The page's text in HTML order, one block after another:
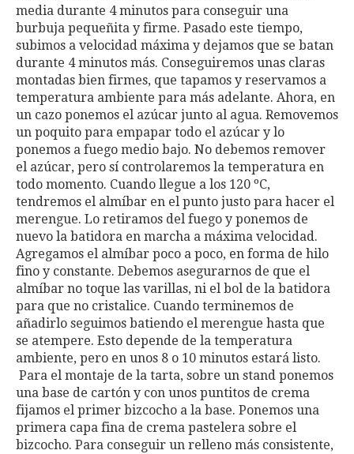
media durante 4 minutos para conseguir una
burbuja pequeñita y firme. Pasado este tiempo,
subimos a velocidad máxima y dejamos que se batan
durante 4 minutos más. Conseguiremos unas claras
montadas bien firmes, que tapamos y reservamos a
temperatura ambiente para más adelante. Ahora, en
un cazo ponemos el azúcar junto al agua. Removemos
un poquito para empapar todo el azúcar y lo
ponemos a fuego medio bajo. No debemos remover
el azúcar, pero sí controlaremos la temperatura en
todo momento. Cuando llegue a los 120 ºC,
tendremos el almíbar en el punto justo para hacer el
merengue. Lo retiramos del fuego y ponemos de
nuevo la batidora en marcha a máxima velocidad.
Agregamos el almíbar poco a poco, en forma de hilo
fino y constante. Debemos asegurarnos de que el
almíbar no toque las varillas, ni el bol de la batidora
para que no cristalice. Cuando terminemos de
añadirlo seguimos batiendo el merengue hasta que
se atempere. Esto depende de la temperatura
ambiente, pero en unos 8 o 10 minutos estará listo.
Para el montaje de la tarta, sobre un stand ponemos
una base de cartón y con unos puntitos de crema
fijamos el primer bizcocho a la base. Ponemos una
primera capa fina de crema pastelera sobre el
bizcocho. Para conseguir un relleno más consistente,